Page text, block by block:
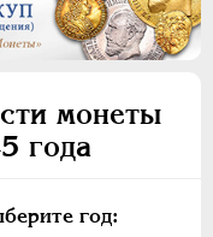
монеты
года
год: